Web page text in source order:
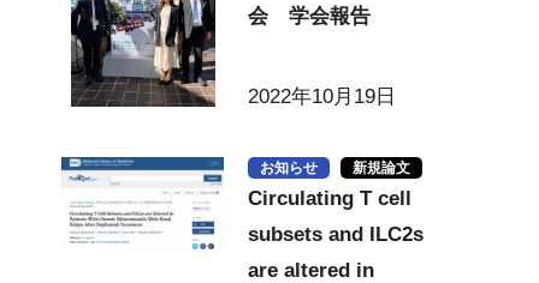
会 学会報告
2022年10月19日
お知らせ 新規論文
Circulating T cell
subsets and ILC2s
are altered in